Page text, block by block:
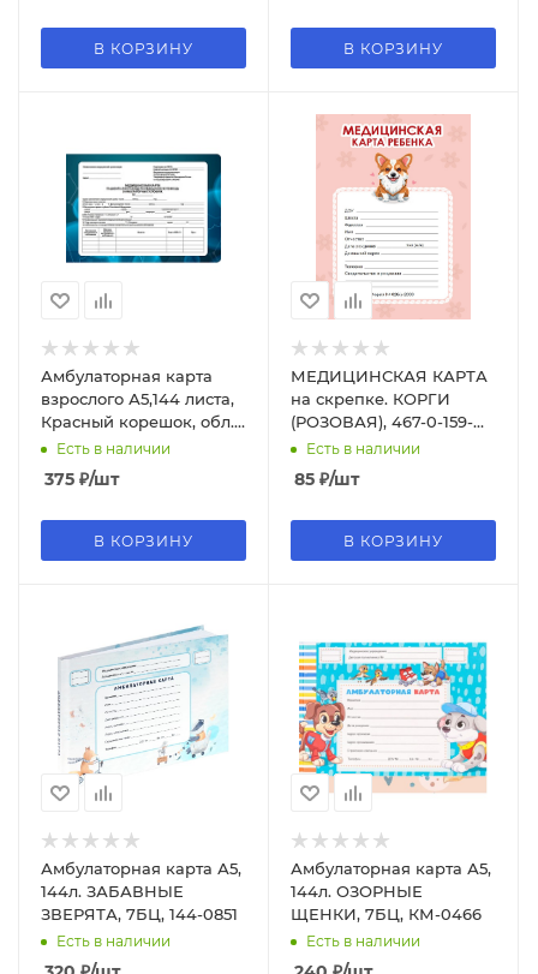
В КОРЗИНУ В КОРЗИНУ
Амбулаторная карта
взрослого А5,144 листа,
Красный корешок, обл.
картон, блок-офсет, 144-
Есть в наличии
375 ₽/шт
В КОРЗИНУ
МЕДИЦИНСКАЯ КАРТА
на скрепке. КОРГИ
(РОЗОВАЯ), 467-0-159-
21849-4
Есть в наличии
85 ₽/шт
В КОРЗИНУ
Амбулаторная карта А5,
144л. ЗАБАВНЫЕ
ЗВЕРЯТА, 7БЦ, 144-0851
Есть в наличии
Амбулаторная карта А5,
144л. ОЗОРНЫЕ
ЩЕНКИ, 7БЦ, КМ-0466
Есть в наличии